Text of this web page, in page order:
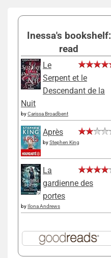
Inessa's bookshelf:
read
Le
Serpent et le
Descendant de la
Nuit
byCarissa Broadbent
Après
byStephen King
La
gardienne des
portes
by Ilona Andrews